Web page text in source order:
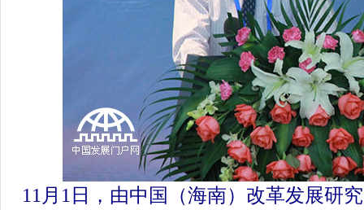
11月1日，由中国（海南）改革发展研